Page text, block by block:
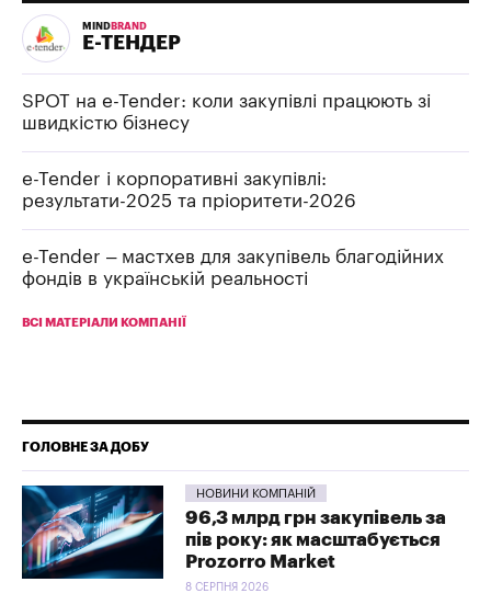
MIND BRAND
Е-ТЕНДЕР
SPOT на e-Tender: коли закупівлі працюють зі
швидкістю бізнесу
e-Tender і корпоративні закупівлі:
результати-2025 та пріоритети-2026
e-Tender – мастхев для закупівель благодійних
фондів в українській реальності
ВСІ МАТЕРІАЛИ КОМПАНІЇ
ГОЛОВНЕ ЗА ДОБУ
НОВИНИ КОМПАНІЙ
96,3 млрд грн закупівель за
пів року: як масштабується
Prozorro Market
8 СЕРПНЯ 2026